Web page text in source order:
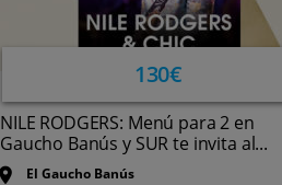
130€
NILE RODGERS: Menú para 2 en
Gaucho Banús y SUR te invita al...
El Gaucho Banús